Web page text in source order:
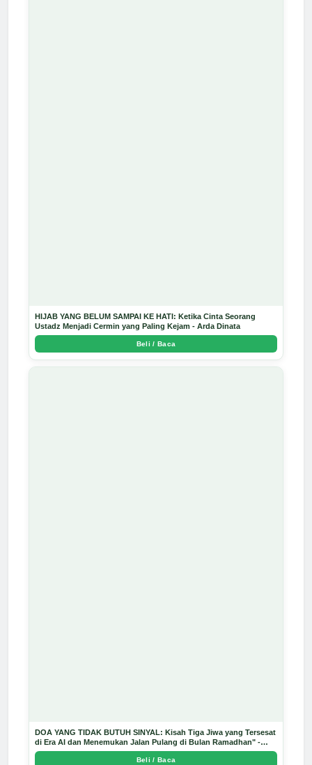
HIJAB YANG BELUM SAMPAI KE HATI: Ketika Cinta Seorang
Ustadz Menjadi Cermin yang Paling Kejam - Arda Dinata
Beli / Baca
DOA YANG TIDAK BUTUH SINYAL: Kisah Tiga Jiwa yang Tersesat
di Era AI dan Menemukan Jalan Pulang di Bulan Ramadhan" -
Arda Dinata
Beli / Baca